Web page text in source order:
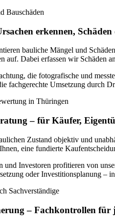
erkennen,
bauliche Mängel und
auf. Dabei erfassen wir Schäden
die fotografische und
fachgerechte Umsetzung durch
– für Käufer,
Zustand objektiv und
eine fundierte
und Investoren profitieren von
oder Investitionsplanung –
– Fachkontrollen für